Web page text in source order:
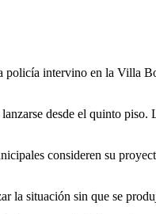
policía intervino en la Villa
desde el quinto piso.
consideren su
la situación sin que se